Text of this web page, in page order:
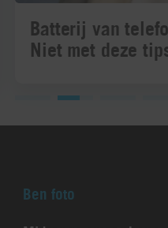
Batterij van
Niet met deze
Ben foto